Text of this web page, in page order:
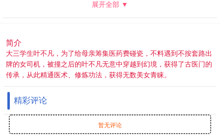
展开全部 ▼
简介
大三学生叶不凡，为了给母亲筹集医药费碰瓷，不料遇到不按套路出
牌的女司机，被撞之后的叶不凡无意中穿越到幻境，获得了古医门的
传承，从此精通医术、修炼功法，获得无数美女青睐。
精彩评论
暂无评论